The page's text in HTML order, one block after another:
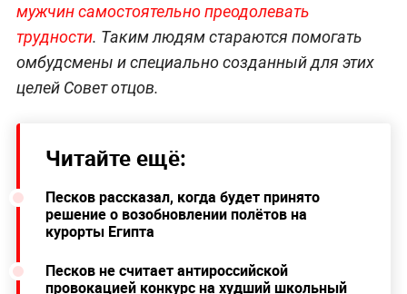
мужчин самостоятельно преодолевать
трудности. Таким людям стараются помогать
омбудсмены и специально созданный для этих
целей Совет отцов.
Читайте ещё:
Песков рассказал, когда будет принято
решение о возобновлении полётов на
курорты Египта
Песков не считает антироссийской
провокацией конкурс на худший школьный